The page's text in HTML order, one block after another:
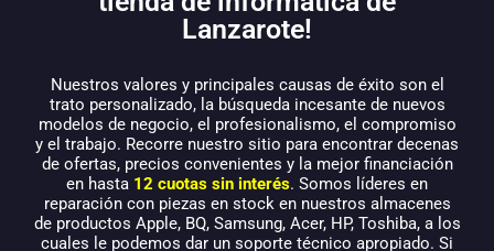
Lanzarote!
Nuestros valores y principales causas de éxito son el
trato personalizado, la búsqueda incesante de nuevos
modelos de negocio, el profesionalismo, el compromiso
y el trabajo. Recorre nuestro sitio para encontrar decenas
de ofertas, precios convenientes y la mejor financiación
en hasta 12 cuotas sin interés. Somos líderes en
reparación con piezas en stock en nuestros almacenes
de productos Apple, BQ, Samsung, Acer, HP, Toshiba, a los
cuales le podemos dar un soporte técnico apropiado. Si